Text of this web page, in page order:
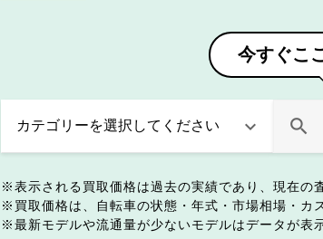
今すぐこ
表示される買取価格は過去の実績であり、現在の
買取価格は、自転車の状態・年式・市場相場・カ
最新モデルや流通量が少ないモデルはデータが表